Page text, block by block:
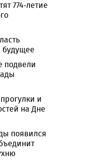
774-летие
будущее
подвели
и
на Дне
появился